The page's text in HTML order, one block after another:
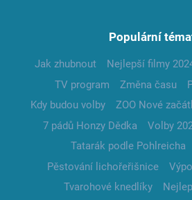
Populární
Jak zhubnout Nejlepší filmy
TV program
Změna času
Kdy budou volby
ZOO Nové
7 pádů Honzy Dědka
Volby
Tatarák podle Pohlreicha
Pěstování lichořeřišnice
Tvarohové knedlíky